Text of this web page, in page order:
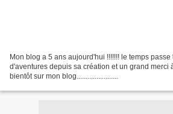
Mon blog a 5 ans aujourd'hui !!!!!!! le temps passe
d'aventures depuis sa création et un grand merci à
bientôt sur mon blog.......................